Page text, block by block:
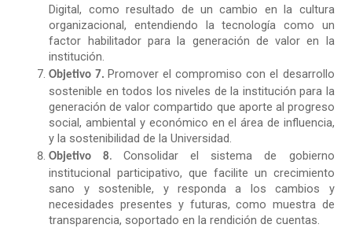
Digital, como resultado de un cambio en la cultura
organizacional, entendiendo la tecnología como un
factor habilitador para la generación de valor en la
institución.
Objetivo 7. Promover el compromiso con el desarrollo
sostenible en todos los niveles de la institución para la
generación de valor compartido que aporte al progreso
social, ambiental y económico en el área de influencia,
y la sostenibilidad de la Universidad.
Objetivo 8. Consolidar el sistema de gobierno
institucional participativo, que facilite un crecimiento
sano y sostenible, y responda a los cambios y
necesidades presentes y futuras, como muestra de
transparencia, soportado en la rendición de cuentas.